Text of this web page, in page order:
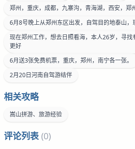
郑州，重庆，成都，九寨沟，青海湖，西安，郑
6月8号晚上从郑州东区出发，自驾目的地泰山，
现在郑州工作，想去日照看海，本人26岁，寻
更好
6月送3张免费机票，重庆，郑州，南宁各一张。
2月20日河南自驾游结伴
相关攻略
嵩山拼游、旅游经验
评论列表(0)